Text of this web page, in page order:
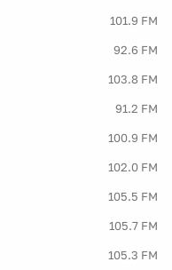
101.9 FM
92.6 FM
103.8 FM
91.2 FM
100.9 FM
102.0 FM
105.5 FM
105.7 FM
105.3 FM